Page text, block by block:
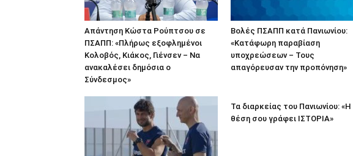
Απάντηση Κώστα Ρούπτσου σε
ΠΣΑΠΠ: «Πλήρως εξοφλημένοι
Κολοβός, Κιάκος, Γιένσεν – Να
ανακαλέσει δημόσια ο
Σύνδεσμος»
Βολές ΠΣΑΠΠ κατά Πανιωνίου:
«Κατάφωρη παραβίαση
υποχρεώσεων – Τους
απαγόρευσαν την προπόνηση»
Τα διαρκείας του Πανιωνίου: «Η
θέση σου γράφει ΙΣΤΟΡΙΑ»